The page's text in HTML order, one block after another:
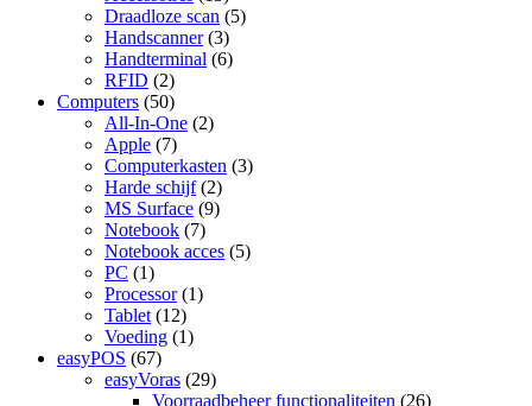
Draadloze scan (5)
Handscanner (3)
Handterminal (6)
RFID (2)
Computers (50)
All-In-One (2)
Apple (7)
Computerkasten (3)
Harde schijf (2)
MS Surface (9)
Notebook (7)
Notebook acces (5)
PC (1)
Processor (1)
Tablet (12)
Voeding (1)
easyPOS (67)
easyVoras (29)
Voorraadbeheer functionaliteiten (26)